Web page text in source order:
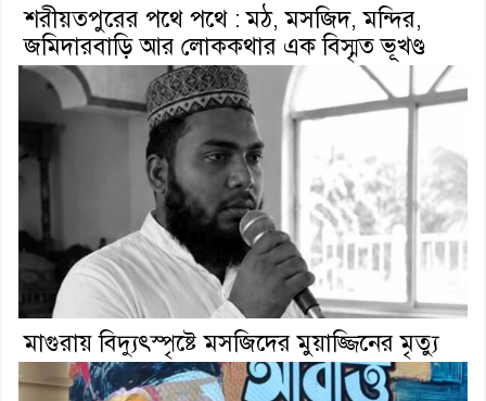
শরীয়তপুরের পথে পথে : মঠ, মসজিদ, মন্দির,
জমিদারবাড়ি আর লোককথার এক বিস্মৃত ভূখণ্ড
মাগুরায় বিদ্যুৎস্পৃষ্টে মসজিদের মুয়াজ্জিনের মৃত্যু